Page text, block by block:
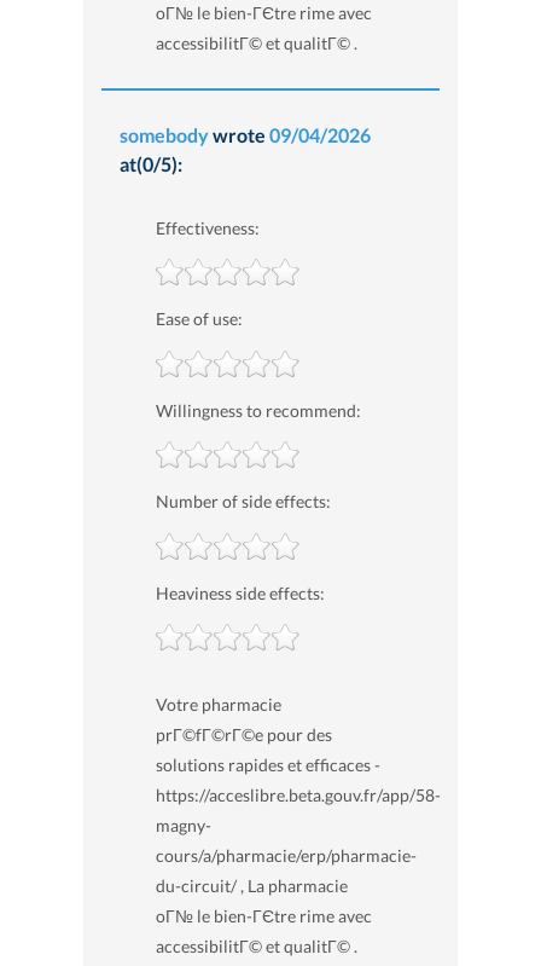
oГ№ le bien-ГЄtre rime avec
accessibilitГ© et qualitГ© .
somebodywrote 09/04/2026
at(0/5):
Effectiveness:
Ease of use:
Willingness to recommend:
Number of side effects:
Heaviness side effects:
Votre pharmacie
prГ©fГ©rГ©e pour des
solutions rapides et efficaces -
https://acceslibre.beta.gouv.fr/app/58-
magny-
cours/a/pharmacie/erp/pharmacie-
du-circuit/ , La pharmacie
oГ№ le bien-ГЄtre rime avec
accessibilitГ© et qualitГ© .